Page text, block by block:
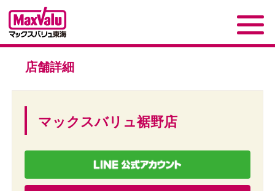
店舗詳細
マックスバリュ裾野店